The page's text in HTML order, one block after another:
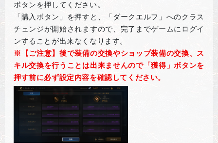
ボタンを押してください。
「購入ボタン」を押すと、「ダークエルフ」へのクラス
チェンジが開始されますので、完了までゲームにログイ
ンすることが出来なくなります。
※
【ご注意】後で装備の交換やショップ装備の交換、ス
キル交換を行うことは出来ませんので「獲得」ボタンを
押す前に必ず設定内容を確認してください。